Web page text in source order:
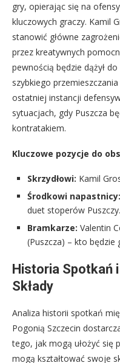
gry, opierając się na
kluczowych graczy. Kamil
stanowić główne
przez kreatywnych
pewnością będzie dążył
szybkiego
ostatniej instancji
sytuacjach, gdy Puszcza
kontratakiem.
Kluczowe pozycje do
Skrzydłowi: Kamil
Środkowi napastnicy:
duet stoperów Puszczy.
Bramkarze: Valentin
(Puszcza) – kto będzie
Historia Spotkań
Składy
Analiza historii spotkań
Pogonią Szczecin
tego, jak mogą ułożyć się
mogą kształtować swoje